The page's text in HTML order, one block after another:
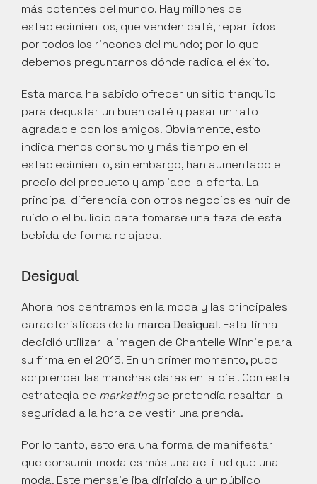
más potentes del mundo. Hay millones de
establecimientos, que venden café, repartidos
por todos los rincones del mundo; por lo que
debemos preguntarnos dónde radica el éxito.
Esta marca ha sabido ofrecer un sitio tranquilo
para degustar un buen café y pasar un rato
agradable con los amigos. Obviamente, esto
indica menos consumo y más tiempo en el
establecimiento, sin embargo, han aumentado el
precio del producto y ampliado la oferta. La
principal diferencia con otros negocios es huir del
ruido o el bullicio para tomarse una taza de esta
bebida de forma relajada.
Desigual
Ahora nos centramos en la moda y las principales
características de la marca Desigual. Esta firma
decidió utilizar la imagen de Chantelle Winnie para
su firma en el 2015. En un primer momento, pudo
sorprender las manchas claras en la piel. Con esta
estrategia de marketing se pretendía resaltar la
seguridad a la hora de vestir una prenda.
Por lo tanto, esto era una forma de manifestar
que consumir moda es más una actitud que una
moda. Este mensaje iba dirigido a un público